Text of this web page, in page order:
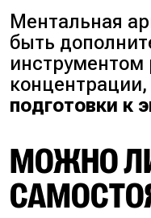
Ментальная
быть
инструментом
подготовки к
МОЖНО